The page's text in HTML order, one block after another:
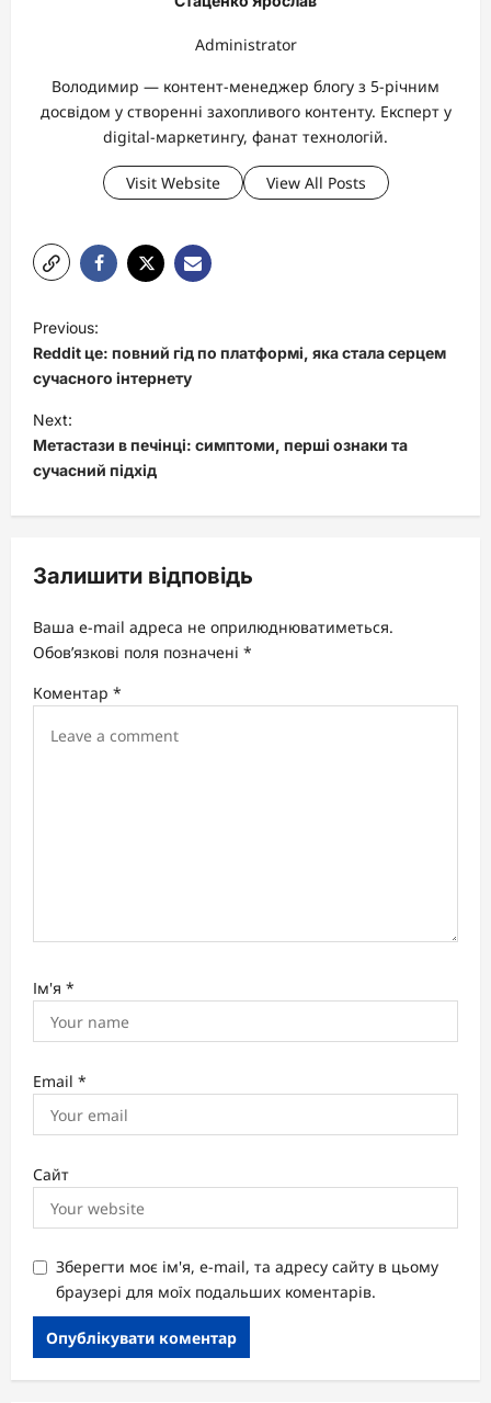
Administrator
Володимир — контент-менеджер блогу з 5-річним
досвідом у створенні захопливого контенту. Експерт у
digital-маркетингу, фанат технологій.
Visit Website View All Posts
P
o
s
t
n
a
v
g
a
t
i
Previous:
Reddit це: повний гід по платформі, яка стала серцем
сучасного інтернету
Next:
Метастази в печінці: симптоми, перші ознаки та
сучасний підхід
Залишити відповідь
Ваша e-mail адреса не оприлюднюватиметься.
Обов’язкові поля позначені *
Коментар *
Ім'я *
Email *
Сайт
Зберегти моє ім'я, e-mail, та адресу сайту в цьому
браузері для моїх подальших коментарів.